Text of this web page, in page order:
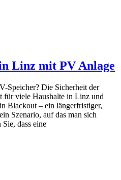
Linz mit PV Anlage
Speicher? Die Sicherheit der
für viele Haushalte in Linz und
Blackout – ein längerfristiger,
Szenario, auf das man sich
dass eine